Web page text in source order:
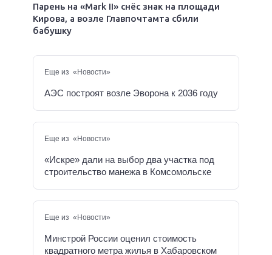
Парень на «Mark II» снёс знак на площади
Кирова, а возле Главпочтамта сбили
бабушку
Еще из «Новости»
АЭС построят возле Эворона к 2036 году
Еще из «Новости»
«Искре» дали на выбор два участка под
строительство манежа в Комсомольске
Еще из «Новости»
Минстрой России оценил стоимость
квадратного метра жилья в Хабаровском